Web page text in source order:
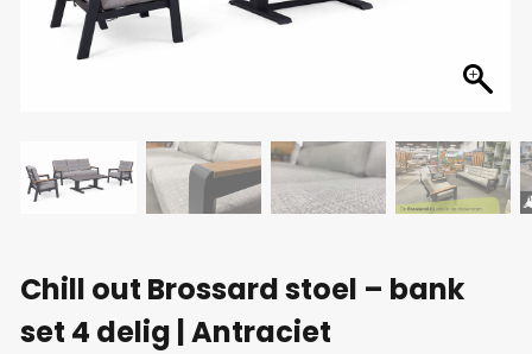
Chill out Brossard stoel – bank
set 4 delig | Antraciet